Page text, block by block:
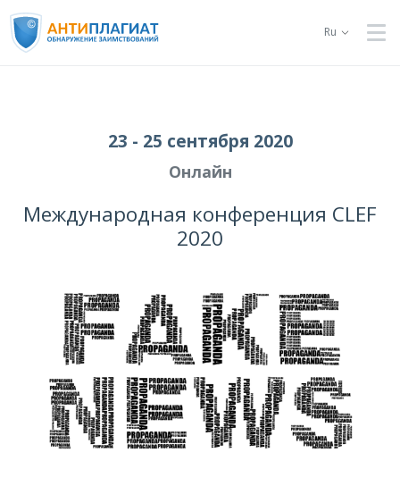
Ru
23 - 25 сентября 2020
Онлайн
Международная конференция CLEF
2020